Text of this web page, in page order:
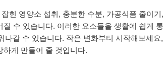
힌 영양소 섭취, 충분한 수분, 가공식품 줄이기,
수 있습니다. 이러한 요소들을 생활에 쉽게 통
갈 수 있습니다. 작은 변화부터 시작해보세요,
게 만들어 줄 것입니다.